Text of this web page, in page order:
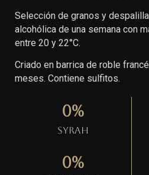
Selección de granos y
alcohólica de una semana con
entre 20 y 22°C.
Criado en barrica de roble
meses. Contiene sulfitos.
Syrah
0%
0%